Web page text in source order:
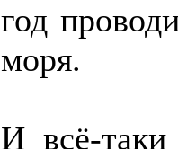
год
моря.
И всё-